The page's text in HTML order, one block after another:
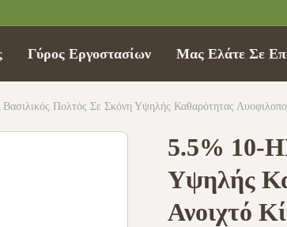
Γύρος Εργοστασίων Μας Ελάτε Σε
Πολτός Σε Σκόνη Υψηλής Καθαρότητας
5.5% 10-
Υψηλής
Ανοιχτό